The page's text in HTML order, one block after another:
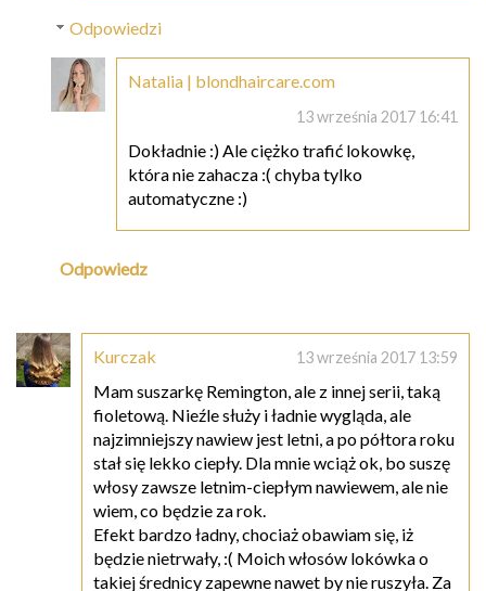
Odpowiedzi
Natalia | blondhaircare.com
13 września 2017 16:41
Dokładnie :) Ale ciężko trafić lokowkę,
która nie zahacza :( chyba tylko
automatyczne :)
Odpowiedz
Kurczak 13 września 2017 13:59
Mam suszarkę Remington, ale z innej serii, taką
fioletową. Nieźle służy i ładnie wygląda, ale
najzimniejszy nawiew jest letni, a po półtora roku
stał się lekko ciepły. Dla mnie wciąż ok, bo suszę
włosy zawsze letnim-ciepłym nawiewem, ale nie
wiem, co będzie za rok.
Efekt bardzo ładny, chociaż obawiam się, iż
będzie nietrwały, :( Moich włosów lokówka o
takiej średnicy zapewne nawet by nie ruszyła. Za